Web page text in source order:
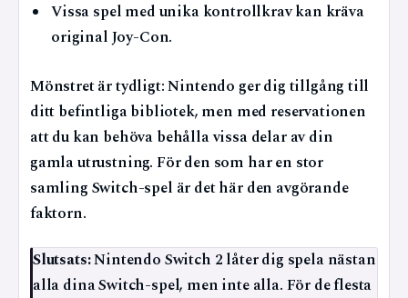
Vissa spel med unika kontrollkrav kan kräva
original Joy-Con.
Mönstret är tydligt: Nintendo ger dig tillgång till
ditt befintliga bibliotek, men med reservationen
att du kan behöva behålla vissa delar av din
gamla utrustning. För den som har en stor
samling Switch-spel är det här den avgörande
faktorn.
Slutsats:Nintendo Switch 2 låter dig spela nästan
alla dina Switch-spel, men inte alla. För de flesta